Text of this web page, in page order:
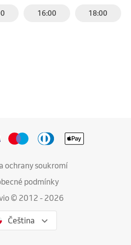
16:00 18:00
ochrany soukromí
podmínky
© 2012 - 2026
Čeština